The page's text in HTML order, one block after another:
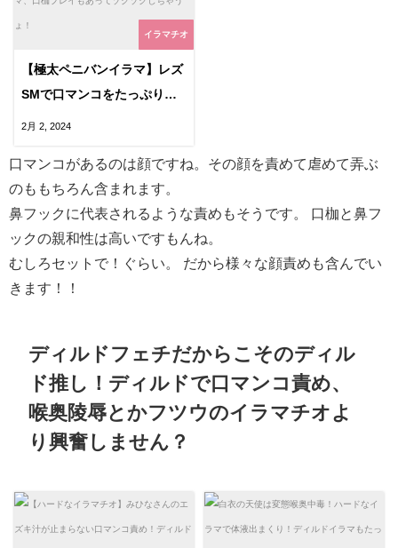
イラマチオ
【極太ペニバンイラマ】レズ
SMで口マンコをたっぷり虐
ゾクしちゃうょ！
2月 2, 2024
口マンコがあるのは顔ですね。その顔を責めて虐めて弄ぶ
のももちろん含まれます。
鼻フックに代表されるような責めもそうです。 口枷と鼻フ
ックの親和性は高いですもんね。
むしろセットで！ぐらい。 だから様々な顔責めも含んでい
きます！！
ディルドフェチだからこそのディル
ド推し！ディルドで口マンコ責め、
喉奥陵辱とかフツウのイラマチオよ
り興奮しません？